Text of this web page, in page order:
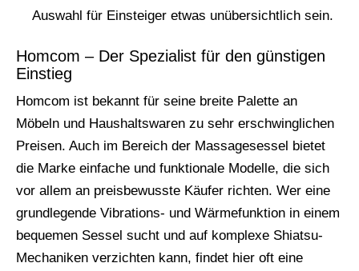
Auswahl für Einsteiger etwas unübersichtlich sein.
Homcom – Der Spezialist für den günstigen
Einstieg
Homcom ist bekannt für seine breite Palette an
Möbeln und Haushaltswaren zu sehr erschwinglichen
Preisen. Auch im Bereich der Massagesessel bietet
die Marke einfache und funktionale Modelle, die sich
vor allem an preisbewusste Käufer richten. Wer eine
grundlegende Vibrations- und Wärmefunktion in einem
bequemen Sessel sucht und auf komplexe Shiatsu-
Mechaniken verzichten kann, findet hier oft eine